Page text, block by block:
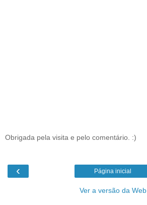
Obrigada pela visita e pelo comentário. :)
‹ Página inicial
Ver a versão da Web